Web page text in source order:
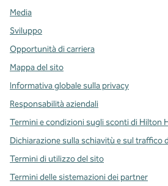
Media
Sviluppo
Opportunità di carriera
Mappa del sito
Informativa globale sulla privacy
Responsabilità aziendali
Termini e condizioni sugli sconti di Hilton
Dichiarazione sulla schiavitù e sul traffico
Termini di utilizzo del sito
Termini delle sistemazioni dei partner